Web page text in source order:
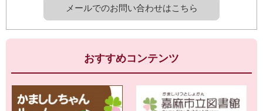
メールでのお問い合わせはこちら
おすすめコンテンツ